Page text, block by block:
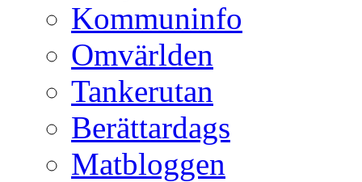
Kommuninfo
Omvärlden
Tankerutan
Berättardags
Matbloggen